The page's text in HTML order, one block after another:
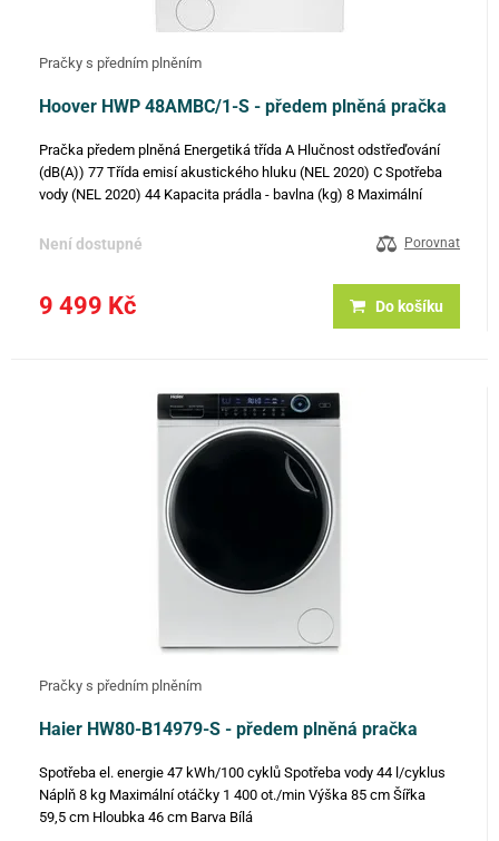
Pračky s předním plněním
Hoover HWP 48AMBC/1-S - předem plněná pračka
Pračka předem plněná Energetiká třída A Hlučnost odstřeďování
(dB(A)) 77 Třída emisí akustického hluku (NEL 2020) C Spotřeba
vody (NEL 2020) 44 Kapacita prádla - bavlna (kg) 8 Maximální
Není dostupné Porovnat
9 499 Kč Do košíku
Pračky s předním plněním
Haier HW80-B14979-S - předem plněná pračka
Spotřeba el. energie 47 kWh/100 cyklů Spotřeba vody 44 l/cyklus
Náplň 8 kg Maximální otáčky 1 400 ot./min Výška 85 cm Šířka
59,5 cm Hloubka 46 cm Barva Bílá